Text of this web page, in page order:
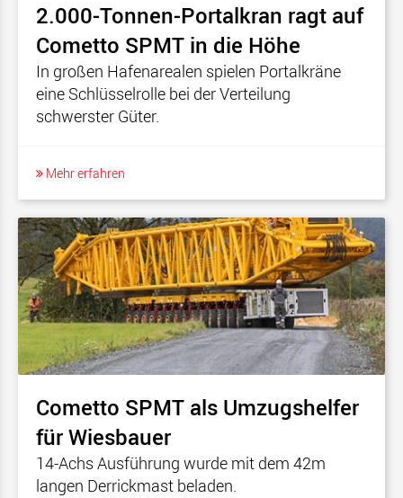
2.000-Tonnen-Portalkran ragt auf
Cometto SPMT in die Höhe
In großen Hafenarealen spielen Portalkräne
eine Schlüsselrolle bei der Verteilung
schwerster Güter.
Mehr erfahren
Cometto SPMT als Umzugshelfer
für Wiesbauer
14-Achs Ausführung wurde mit dem 42m
langen Derrickmast beladen.